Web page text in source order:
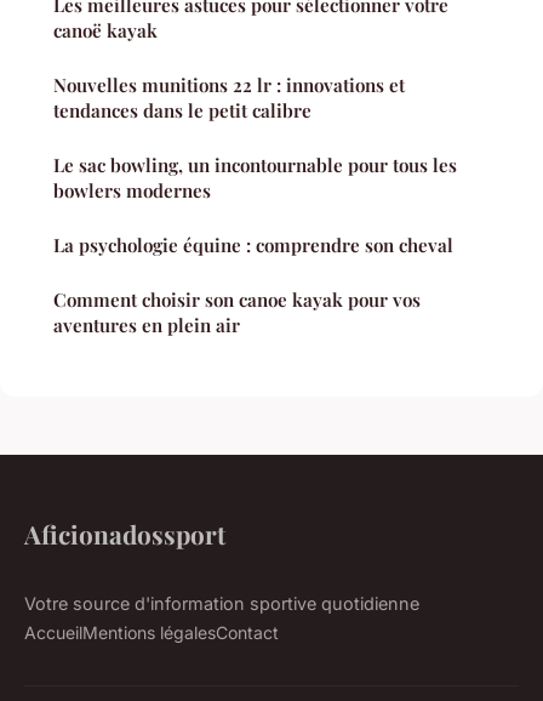
Les meilleures astuces pour sélectionner votre
canoë kayak
Nouvelles munitions 22 lr : innovations et
tendances dans le petit calibre
Le sac bowling, un incontournable pour tous les
bowlers modernes
La psychologie équine : comprendre son cheval
Comment choisir son canoe kayak pour vos
aventures en plein air
Aficionadossport
Votre source d'information sportive quotidienne
AccueilMentions légalesContact